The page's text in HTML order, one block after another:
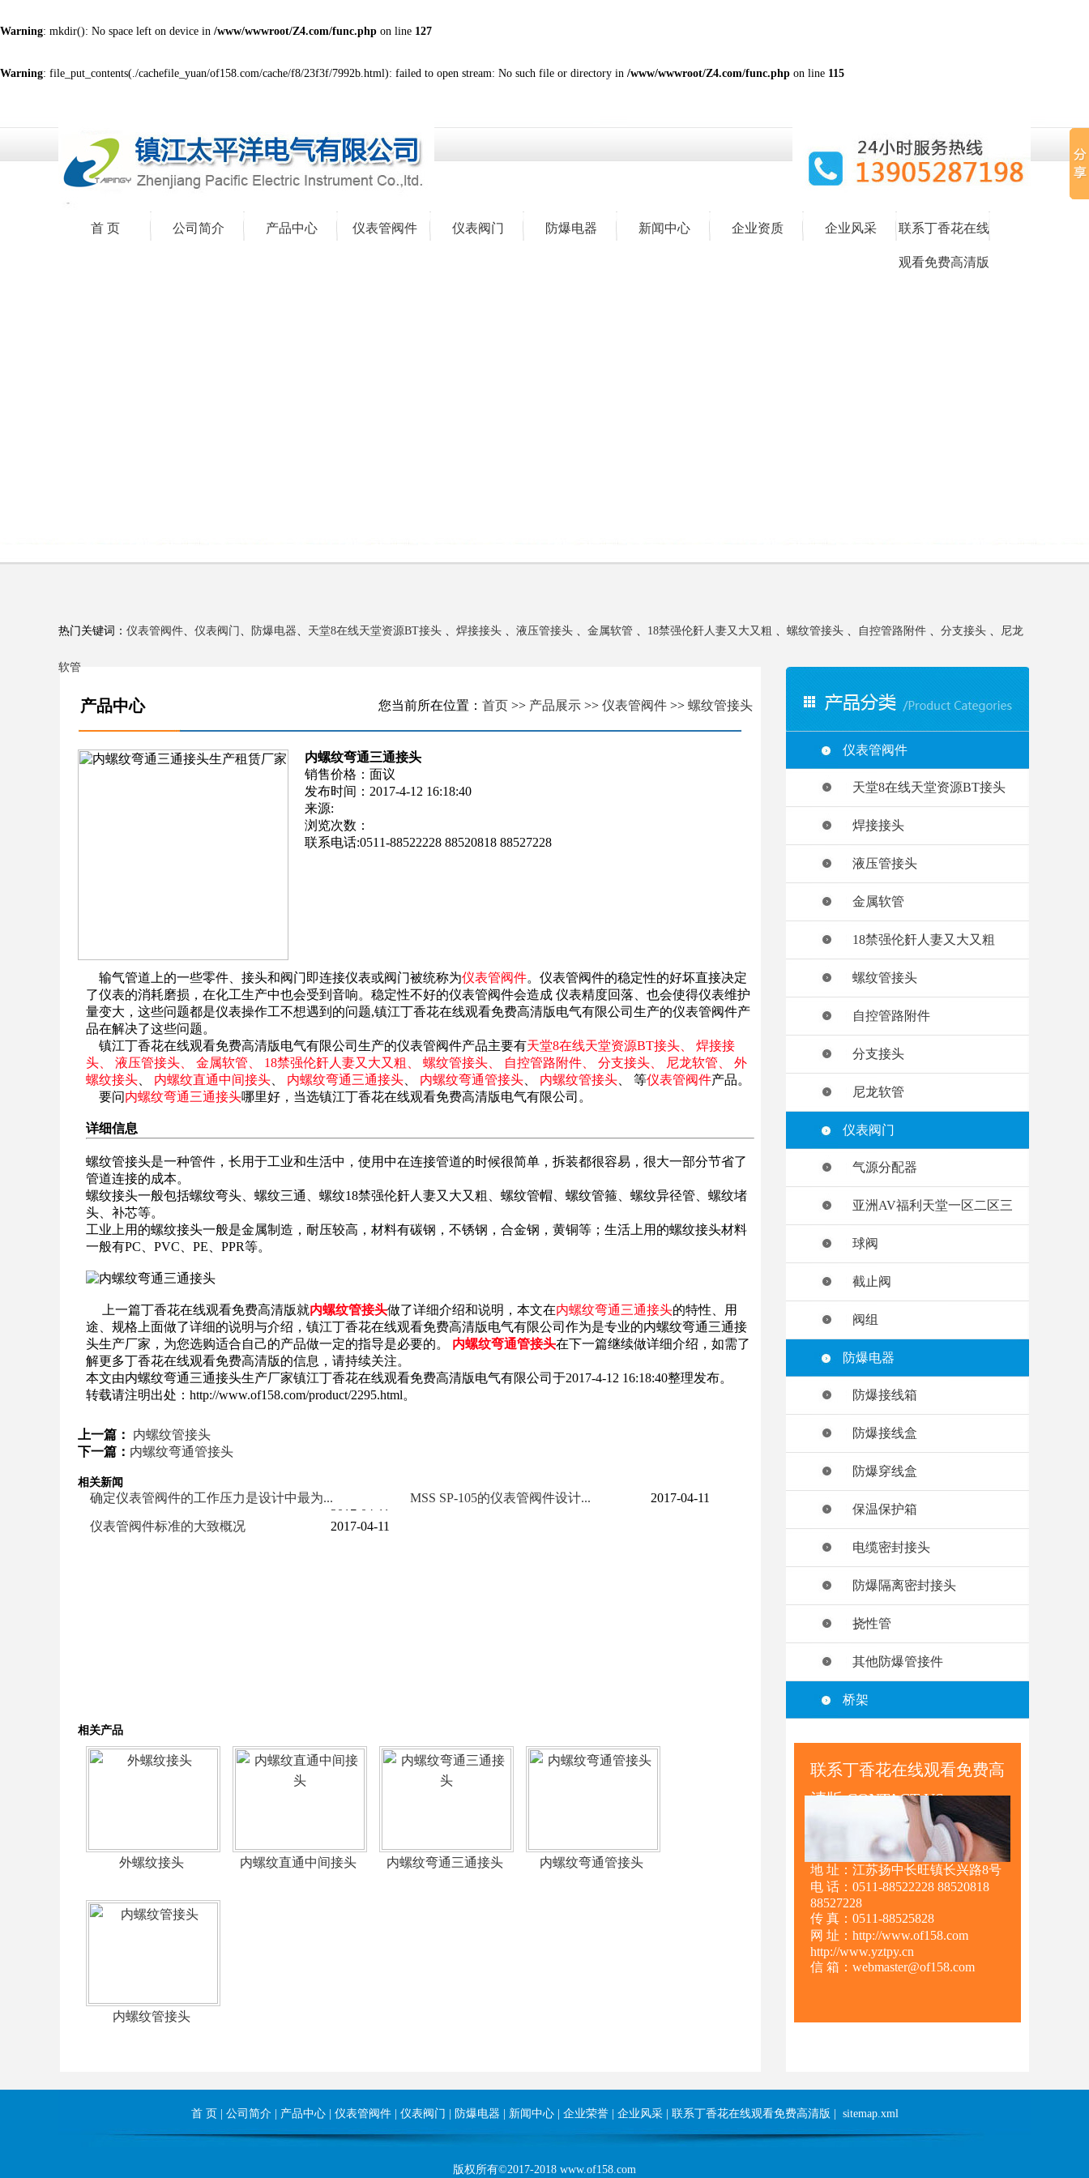
Warning: mkdir(): No space left on device in /www/wwwroot/Z4.com/func.php on line 127
Warning: file_put_contents(./cachefile_yuan/of158.com/cache/f8/23f3f/7992b.html): failed to open stream: No such file or directory in /www/wwwroot/Z4.com/func.php on line 115
首 页 公司简介 产品中心 仪表管阀件 仪表阀门 防爆电器 新闻中心 企业资质 企业风采 联系丁香花在线
观看免费高清版
热门关键词： 仪表管阀件、 仪表阀门 、 防爆电器、 天堂8在线天堂资源BT接头 、 焊接接头 、 液压管接头 、 金属软管 、 18禁强伦姧人妻又大又粗 、 螺纹管接头 、 自控管路附件 、 分支接头 、 尼龙
软管
产品中心 您当前所在位置： 首页 >> 产品展示 >> 仪表管阀件 >> 螺纹管接头
内螺纹弯通三通接头
销售价格：面议
发布时间：2017-4-12 16:18:40
来源:
浏览次数：
联系电话:0511-88522228 88520818 88527228
输气管道上的一些零件、接头和阀门即连接仪表或阀门被统称为仪表管阀件。仪表管阀件的稳定性的好坏直接决定
了仪表的消耗磨损，在化工生产中也会受到音响。稳定性不好的仪表管阀件会造成 仪表精度回落、也会使得仪表维护
量变大，这些问题都是仪表操作工不想遇到的问题,镇江丁香花在线观看免费高清版电气有限公司生产的仪表管阀件产
品在解决了这些问题。
镇江丁香花在线观看免费高清版电气有限公司生产的仪表管阀件产品主要有天堂8在线天堂资源BT接头、
焊接接
头、
液压管接头、 金属软管、 18禁强伦姧人妻又大又粗、 螺纹管接头、 自控管路附件、 分支接头、 尼龙软管、
外
螺纹接头
内螺纹直通中间接头 内螺纹弯通三通接头 内螺纹弯通管接头 内螺纹管接头 、 等仪表管阀件产品。
要问内螺纹弯通三通接头哪里好，当选镇江丁香花在线观看免费高清版电气有限公司。
详细信息
螺纹管接头是一种管件，长用于工业和生活中，使用中在连接管道的时候很简单，拆装都很容易，很大一部分节省了
管道连接的成本。
螺纹接头一般包括螺纹弯头、螺纹三通、螺纹18禁强伦姧人妻又大又粗、螺纹管帽、螺纹管箍、螺纹异径管、螺纹堵
头、补芯等。
工业上用的螺纹接头一般是金属制造，耐压较高，材料有碳钢，不锈钢，合金钢，黄铜等；生活上用的螺纹接头材料
一般有PC、PVC、PE、PPR等。
上一篇丁香花在线观看免费高清版就内螺纹管接头做了详细介绍和说明，本文在内螺纹弯通三通接头的特性、用
途、规格上面做了详细的说明与介绍，镇江丁香花在线观看免费高清版电气有限公司作为是专业的内螺纹弯通三通接
头生产厂家，为您选购适合自己的产品做一定的指导是必要的。 内螺纹弯通管接头在下一篇继续做详细介绍，如需了
解更多丁香花在线观看免费高清版的信息，请持续关注。
本文由内螺纹弯通三通接头生产厂家镇江丁香花在线观看免费高清版电气有限公司于2017-4-12 16:18:40整理发布。
转载请注明出处：http://www.of158.com/product/2295.html。
上一篇：
内螺纹管接头
下一篇： 内螺纹弯通管接头
相关新闻
确定仪表管阀件的工作压力是设计中最为...
2017-04-11
MSS SP-105的仪表管阀件设计... 2017-04-11
仪表管阀件标准的大致概况 2017-04-11
相关产品
外螺纹接头 内螺纹直通中间接头 内螺纹弯通三通接头 内螺纹弯通管接头
内螺纹管接头
仪表管阀件
天堂8在线天堂资源BT接头
焊接接头
液压管接头
金属软管
18禁强伦姧人妻又大又粗
螺纹管接头
自控管路附件
分支接头
尼龙软管
仪表阀门
气源分配器
亚洲AV福利天堂一区二区三
球阀
截止阀
阀组
防爆电器
防爆接线箱
防爆接线盒
防爆穿线盒
保温保护箱
电缆密封接头
防爆隔离密封接头
挠性管
其他防爆管接件
桥架
联系丁香花在线观看免费高
清版 CONTACT US
地 址：江苏扬中长旺镇长兴路8号
电 话：0511-88522228 88520818
88527228
传 真：0511-88525828
网 址：http://www.of158.com
http://www.yztpy.cn
信 箱：webmaster@of158.com
首 页 公司简介| 产品中心| 仪表管阀件| 仪表阀门 防爆电器 新闻中心| 企业荣誉| 企业风采| 联系丁香花在线观看免费高清版 sitemap.xml
版权所有©2017-2018 www.of158.com